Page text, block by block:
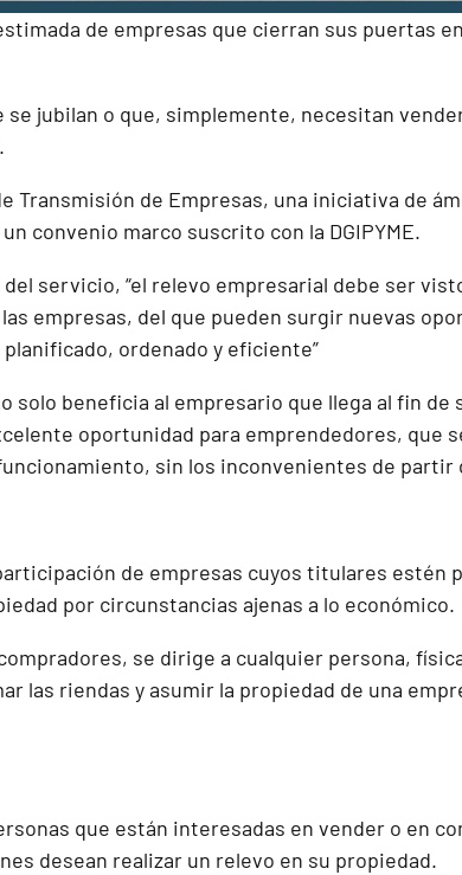
de empresas que cierran sus puertas
se jubilan o que, simplemente, necesitan
Transmisión de Empresas, una iniciativa de
convenio marco suscrito con la DGIPYME.
servicio, “el relevo empresarial debe ser
empresas, del que pueden surgir nuevas
ordenado y eficiente”
solo beneficia al empresario que llega al fin de
oportunidad para emprendedores, que
sin los inconvenientes de partir
de empresas cuyos titulares estén
por circunstancias ajenas a lo económico.
se dirige a cualquier persona,
las riendas y asumir la propiedad de una
que están interesadas en vender o en
desean realizar un relevo en su propiedad.